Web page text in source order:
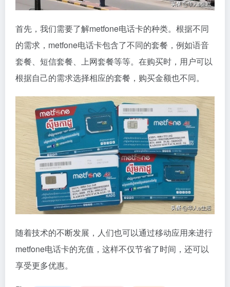
首先，我们需要了解metfone电话卡的种类。根据不同
的需求，metfone电话卡包含了不同的套餐，例如语音
套餐、短信套餐、上网套餐等等。在购买时，用户可以
根据自己的需求选择相应的套餐，购买金额也不同。
随着技术的不断发展，人们也可以通过移动应用来进行
metfone电话卡的充值，这样不仅节省了时间，还可以
享受更多优惠。